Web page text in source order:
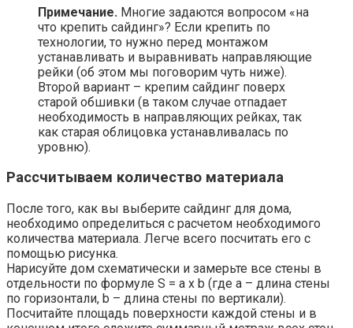
Примечание. Многие задаются вопросом «на
что крепить сайдинг»? Если крепить по
технологии, то нужно перед монтажом
устанавливать и выравнивать направляющие
рейки (об этом мы поговорим чуть ниже).
Второй вариант – крепим сайдинг поверх
старой обшивки (в таком случае отпадает
необходимость в направляющих рейках, так
как старая облицовка устанавливалась по
уровню).
Рассчитываем количество материала
После того, как вы выберите сайдинг для дома,
необходимо определиться с расчетом необходимого
количества материала. Легче всего посчитать его с
помощью рисунка.
Нарисуйте дом схематически и замерьте все стены в
отдельности по формуле S = a x b (где a – длина стены
по горизонтали, b – длина стены по вертикали).
Посчитайте площадь поверхности каждой стены и в